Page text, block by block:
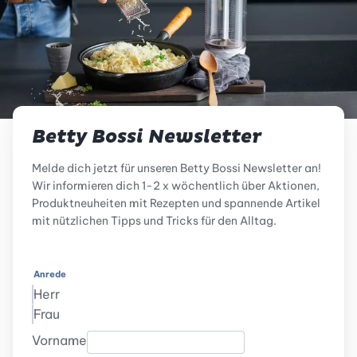
Betty Bossi Newsletter
Melde dich jetzt für unseren Betty Bossi Newsletter an!
Wir informieren dich 1-2 x wöchentlich über Aktionen,
Produktneuheiten mit Rezepten und spannende Artikel
mit nützlichen Tipps und Tricks für den Alltag.
Anrede
Herr
Frau
Vorname